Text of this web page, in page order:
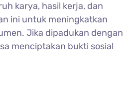
karya, hasil kerja, dan
ini untuk meningkatkan
Jika dipadukan dengan
menciptakan bukti sosial